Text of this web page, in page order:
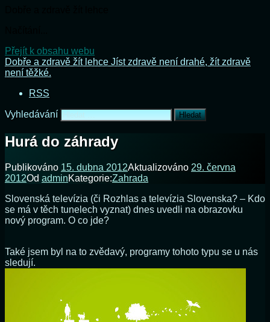
Přejít k obsahu webu
Dobře a zdravě žít lehce Jíst zdravě není drahé, žít zdravě
není těžké.
RSS
Vyhledávání
Hurá do záhrady
Publikováno 15. dubna 2012Aktualizováno 29. června
2012Od adminKategorie:Zahrada
Slovenská televízia (či Rozhlas a televízia Slovenska? – Kdo
se má v těch tunelech vyznat) dnes uvedli na obrazovku
nový program. O co jde?
Také jsem byl na to zvědavý, programy tohoto typu se u nás
sledují.